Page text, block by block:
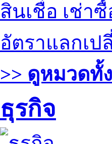
สินเชื่อ เช่าซื้
อัตราแลกเป
>> ดูหมวดทั้
ธุรกิจ